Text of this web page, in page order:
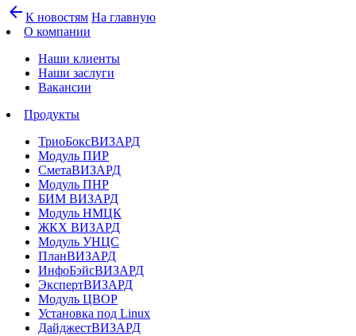
arrow_back К новостям На главную
О компании
Наши клиенты
Наши заслуги
Вакансии
Продукты
ТриоБоксВИЗАРД
Модуль ПИР
СметаВИЗАРД
Модуль ПНР
БИМ ВИЗАРД
Модуль НМЦК
ЖКХ ВИЗАРД
Модуль УНЦС
ПланВИЗАРД
ИнфоБэйсВИЗАРД
ЭкспертВИЗАРД
Модуль ЦВОР
Установка под Linux
ДайджестВИЗАРД